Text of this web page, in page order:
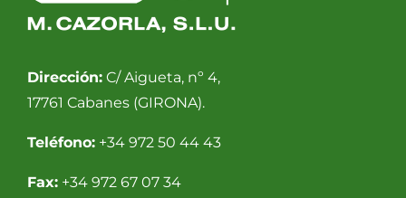
Dirección:C/ Aigueta, nº 4,
17761 Cabanes (GIRONA).
Teléfono:+34 972 50 44 43
Fax:+34 972 67 07 34